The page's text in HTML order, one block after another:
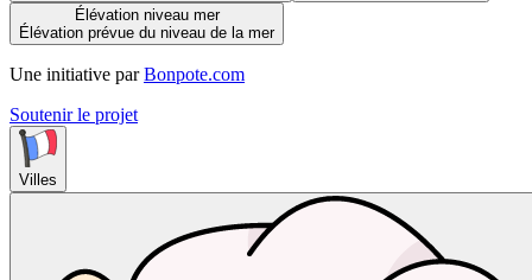
Élévation niveau mer
Élévation prévue du niveau de la mer
Une initiative par Bonpote.com
Soutenir le projet
Villes